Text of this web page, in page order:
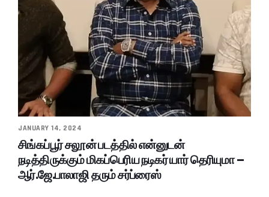
JANUARY 14, 2024
சிங்கப்பூர் சலூன் படத்தில் என்னுடன்
நடித்திருக்கும் மிகப்பெரிய நடிகர் யார் தெரியுமா –
ஆர்.ஜே.பாலாஜி தரும் சர்ப்ரைஸ்